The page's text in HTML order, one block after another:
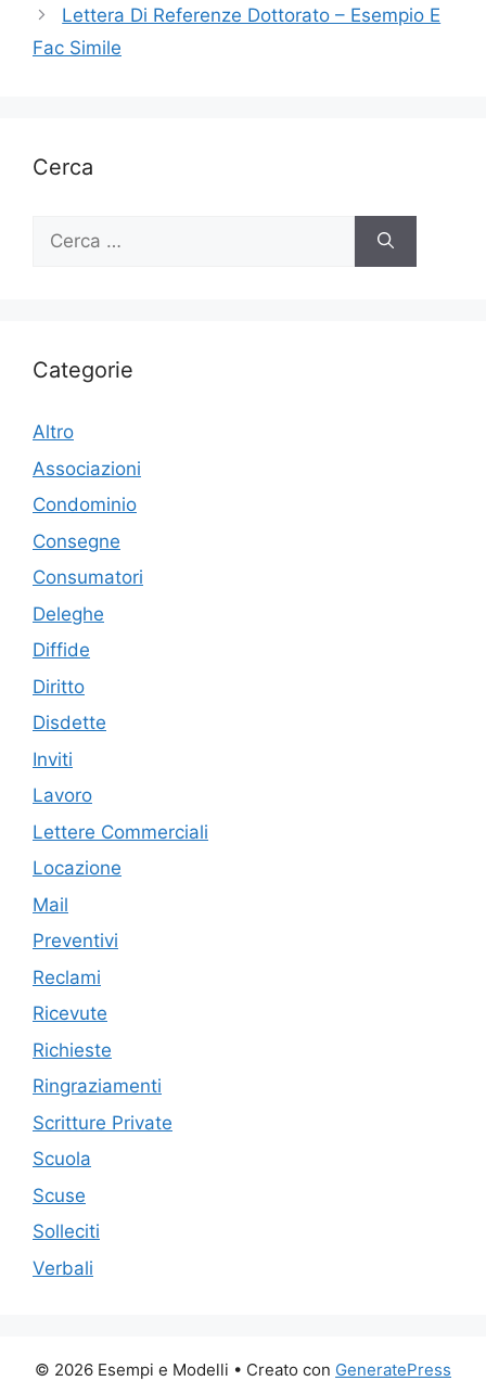
Lettera Di Referenze Dottorato – Esempio E
Fac Simile
Cerca
Ricerca
Categorie
Altro
Associazioni
Condominio
Consegne
Consumatori
Deleghe
Diffide
Diritto
Disdette
Inviti
Lavoro
Lettere Commerciali
Locazione
Mail
Preventivi
Reclami
Ricevute
Richieste
Ringraziamenti
Scritture Private
Scuola
Scuse
Solleciti
Verbali
© 2026 Esempi e Modelli • Creato con GeneratePress